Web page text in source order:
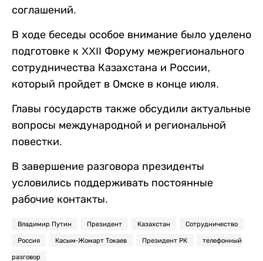
соглашений.
В ходе беседы особое внимание было уделено
подготовке к XXII Форуму межрегионального
сотрудничества Казахстана и России,
который пройдет в Омске в конце июля.
Главы государств также обсудили актуальные
вопросы международной и региональной
повестки.
В завершение разговора президенты
условились поддерживать постоянные
рабочие контакты.
Владимир Путин Президент Казахстан Сотрудничество
Россия Касым-Жомарт Токаев Президент РК телефонный
разговор